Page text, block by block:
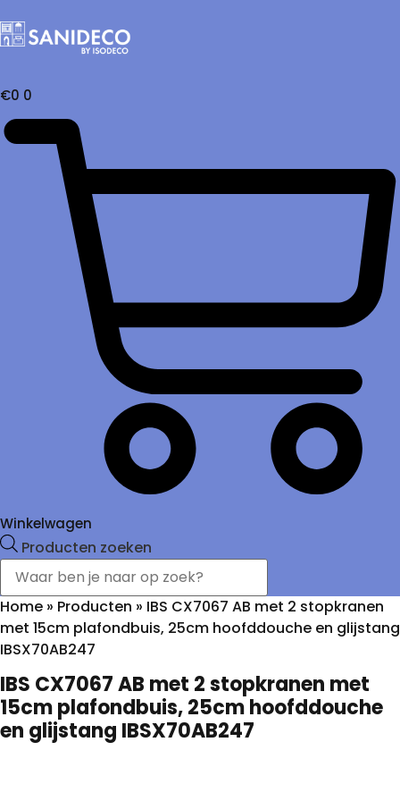
€0 0
Winkelwagen
Producten zoeken
Home » Producten » IBS CX7067 AB met 2 stopkranen
met 15cm plafondbuis, 25cm hoofddouche en glijstang
IBSX70AB247
IBS CX7067 AB met 2 stopkranen met
15cm plafondbuis, 25cm hoofddouche
en glijstang IBSX70AB247